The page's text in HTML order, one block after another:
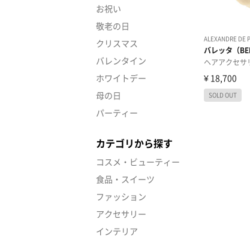
お祝い
敬老の日
クリスマス
バレンタイン
ホワイトデー
母の日
パーティー
カテゴリから探す
コスメ・ビューティー
食品・スイーツ
ファッション
アクセサリー
インテリア